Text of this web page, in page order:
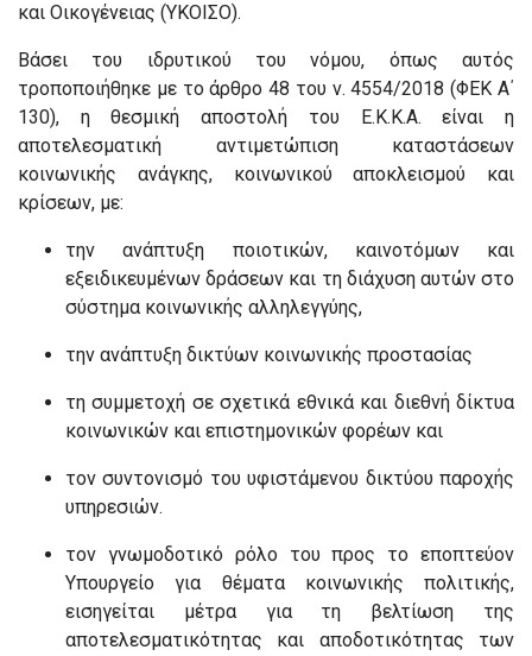
και Οικογένειας (ΥΚΟΙΣΟ).
Βάσει του ιδρυτικού του νόμου, όπως αυτός
τροποποιήθηκε με το άρθρο 48 του ν. 4554/2018 (ΦΕΚ Α΄
130), η θεσμική αποστολή του Ε.Κ.Κ.Α. είναι η
αποτελεσματική αντιμετώπιση καταστάσεων
κοινωνικής ανάγκης, κοινωνικού αποκλεισμού και
κρίσεων, με:
την ανάπτυξη ποιοτικών, καινοτόμων και
εξειδικευμένων δράσεων και τη διάχυση αυτών στο
σύστημα κοινωνικής αλληλεγγύης,
την ανάπτυξη δικτύων κοινωνικής προστασίας
τη συμμετοχή σε σχετικά εθνικά και διεθνή δίκτυα
κοινωνικών και επιστημονικών φορέων και
τον συντονισμό του υφιστάμενου δικτύου παροχής
υπηρεσιών.
τον γνωμοδοτικό ρόλο του προς το εποπτεύον
Υπουργείο για θέματα κοινωνικής πολιτικής,
εισηγείται μέτρα για τη βελτίωση της
αποτελεσματικότητας και αποδοτικότητας των